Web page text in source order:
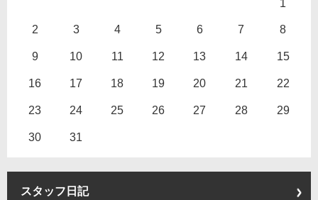
1
2 3 4 5 6 7 8
9 10 11 12 13 14 15
16 17 18 19 20 21 22
23 24 25 26 27 28 29
30 31
スタッフ日記